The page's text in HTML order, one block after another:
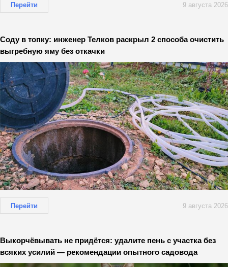
Перейти 9 августа 2026
Соду в топку: инженер Телков раскрыл 2 способа очистить
выгребную яму без откачки
Перейти 9 августа 2026
Выкорчёвывать не придётся: удалите пень с участка без
всяких усилий — рекомендации опытного садовода